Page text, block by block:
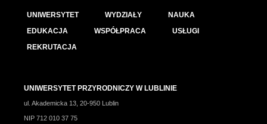
UNIWERSYTET WYDZIAŁY
NAUKA
EDUKACJA
WSPÓŁPRACA
USŁUGI
REKRUTACJA
UNIWERSYTET PRZYRODNICZY W LUBLINIE
ul. Akademicka 13, 20-950 Lublin
NIP 712 010 37 75